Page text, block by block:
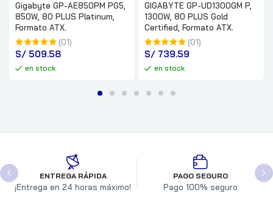
Gigabyte GP-AE850PM PG5,
850W, 80 PLUS Platinum,
Formato ATX.
(01)
S/ 509.58
en stock
GIGABYTE GP-UD1300GM P,
1300W, 80 PLUS Gold
Certified, Formato ATX.
(01)
S/ 739.59
en stock
ENTREGA RÁPIDA
¡Entrega en 24 horas máximo!
PAGO SEGURO
Pago 100% seguro